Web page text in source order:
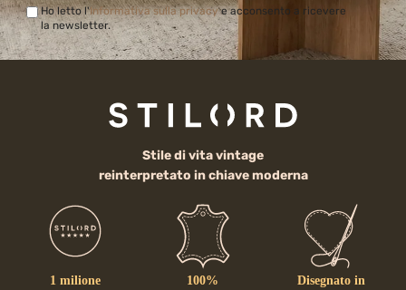
Ho letto l'Informativa sulla privacye acconsento a ricevere
la newsletter.
Stile di vita vintage
reinterpretato in chiave moderna
1 milione 100% Disegnato in